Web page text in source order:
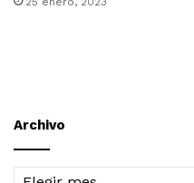
Archivo
Archivo